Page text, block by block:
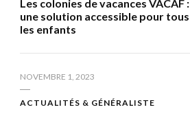
Les colonies de vacances VACAF :
une solution accessible pour tous
les enfants
NOVEMBRE 1, 2023
ACTUALITÉS & GÉNÉRALISTE